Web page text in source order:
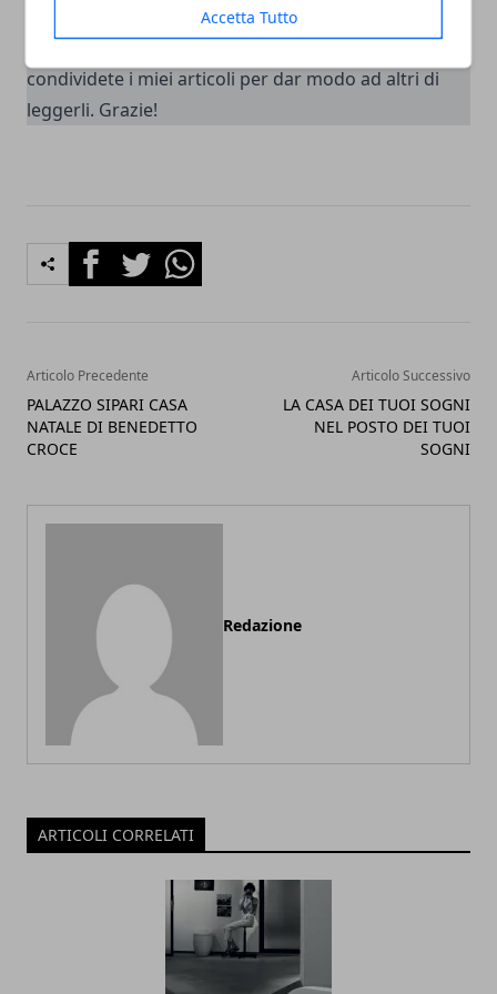
Accetta Tutto
svilupparli nel più breve tempo possibile. Continuate
a seguirmi anche sullamia pagina facebooke
condividete i miei articoli per dar modo ad altri di
leggerli. Grazie!
FacebookTwitterWhatsapp
Articolo Precedente
PALAZZO SIPARI CASA
NATALE DI BENEDETTO
CROCE
Articolo Successivo
LA CASA DEI TUOI SOGNI
NEL POSTO DEI TUOI
SOGNI
Redazione
ARTICOLI CORRELATI